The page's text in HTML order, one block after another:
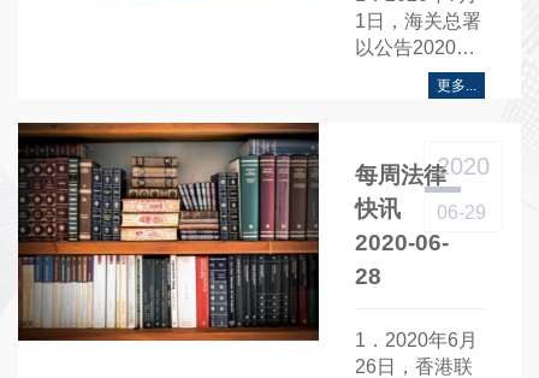
1日，海关总署
以公告2020年
第78号发布
《关于调整加
报纳税办理时
限的公告》......
更多...
每周法律
快讯
2020-06-
28
2020
06-29
1．2020年6月
26日，香港联